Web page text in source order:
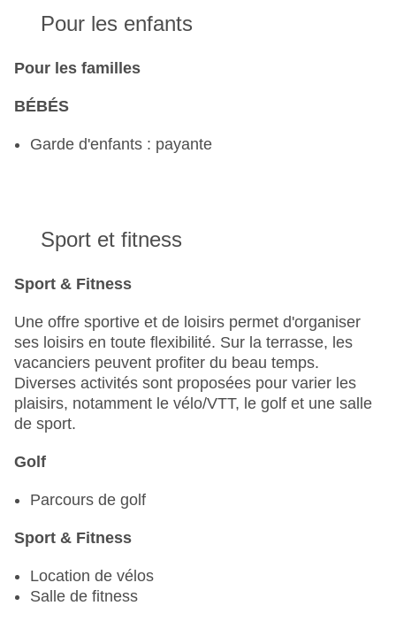
Pour les enfants
Pour les familles
BÉBÉS
Garde d'enfants : payante
Sport et fitness
Sport & Fitness
Une offre sportive et de loisirs permet d'organiser
ses loisirs en toute flexibilité. Sur la terrasse, les
vacanciers peuvent profiter du beau temps.
Diverses activités sont proposées pour varier les
plaisirs, notamment le vélo/VTT, le golf et une salle
de sport.
Golf
Parcours de golf
Sport & Fitness
Location de vélos
Salle de fitness